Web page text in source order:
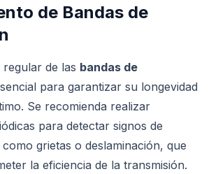
de Bandas de
regular de las bandas de
para garantizar su longevidad
Se recomienda realizar
para detectar signos de
grietas o deslaminación, que
la eficiencia de la transmisión.